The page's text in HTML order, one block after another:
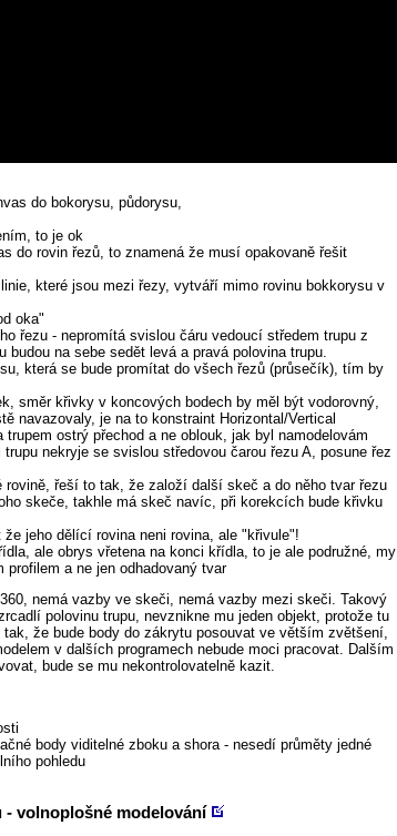
do bokorysu, půdorysu,
to je ok
do rovin řezů, to znamená že musí opakovaně řešit
které jsou mezi řezy, vytváří mimo rovinu bokkorysu v
oka"
řezu - nepromítá svislou čáru vedoucí středem trupu z
na sebe sedět levá a pravá polovina trupu.
která se bude promítat do všech řezů (průsečík), tím by
směr křivky v koncových bodech by měl být vodorovný,
navazovaly, je na to konstraint Horizontal/Vertical
ostrý přechod a ne oblouk, jak byl namodelovám
nekryje se svislou středovou čarou řezu A, posune řez
řeší to tak, že založí další skeč a do něho tvar řezu
skeče, takhle má skeč navíc, při korekcích bude křivku
jeho dělící rovina neni rovina, ale "křivule"!
ale obrys vřetena na konci křídla, to je ale podružné, my
a ne jen odhadovaný tvar
nemá vazby ve skeči, nemá vazby mezi skeči. Takový
polovinu trupu, nevznikne mu jeden objekt, protože tu
že bude body do zákrytu posouvat ve větším zvětšení,
v dalších programech nebude moci pracovat. Dalším
bude se mu nekontrolovatelně kazit.
body viditelné zboku a shora - nesedí průměty jedné
pohledu
volnoplošné modelování